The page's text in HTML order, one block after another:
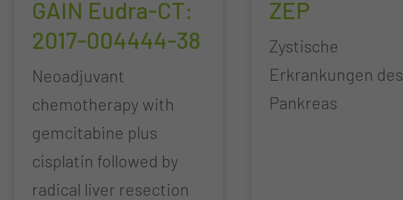
GAIN Eudra-CT:
2017-004444-38
Neoadjuvant
chemotherapy with
gemcitabine plus
cisplatin followed by
radical liver resection
ZEP
Zystische
Erkrankungen des
Pankreas